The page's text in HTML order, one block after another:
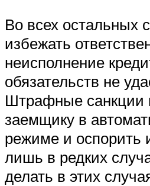
Во всех остальных
избежать
неисполнение
обязательств не
Штрафные санкции
заемщику в
режиме и оспорить
лишь в редких
делать в этих